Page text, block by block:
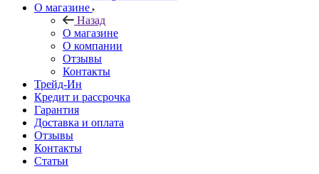
О магазине
Назад
О магазине
О компании
Отзывы
Контакты
Трейд-Ин
Кредит и рассрочка
Гарантия
Доставка и оплата
Отзывы
Контакты
Статьи